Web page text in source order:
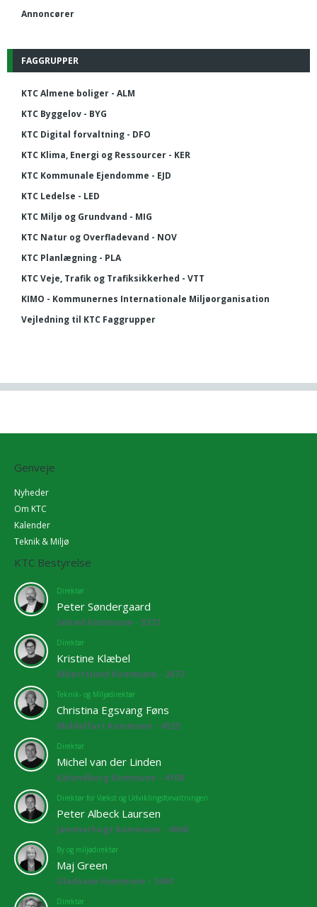
Annoncører
FAGGRUPPER
KTC Almene boliger - ALM
KTC Byggelov - BYG
KTC Digital forvaltning - DFO
KTC Klima, Energi og Ressourcer - KER
KTC Kommunale Ejendomme - EJD
KTC Ledelse - LED
KTC Miljø og Grundvand - MIG
KTC Natur og Overfladevand - NOV
KTC Planlægning - PLA
KTC Veje, Trafik og Trafiksikkerhed - VTT
KIMO - Kommunernes Internationale Miljøorganisation
Vejledning til KTC Faggrupper
Genveje
Nyheder
Om KTC
Kalender
Teknik & Miljø
KTC Bestyrelse
Direktør
Peter Søndergaard
Solrød Kommune - 5272
Direktør
Kristine Klæbel
Albertslund Kommune - 2673
Teknik- og Miljødirektør
Christina Egsvang Føns
Middelfart Kommune - 4525
Direktør
Michel van der Linden
Kalundborg Kommune - 4108
Direktør for Vækst og Udviklingsforvaltningen
Peter Albeck Laursen
Jammerbugt Kommune - 4068
By og miljødirektør
Maj Green
Gladsaxe Kommune - 3460
Direktør